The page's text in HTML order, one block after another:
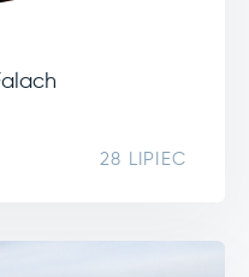
28 LIPIEC